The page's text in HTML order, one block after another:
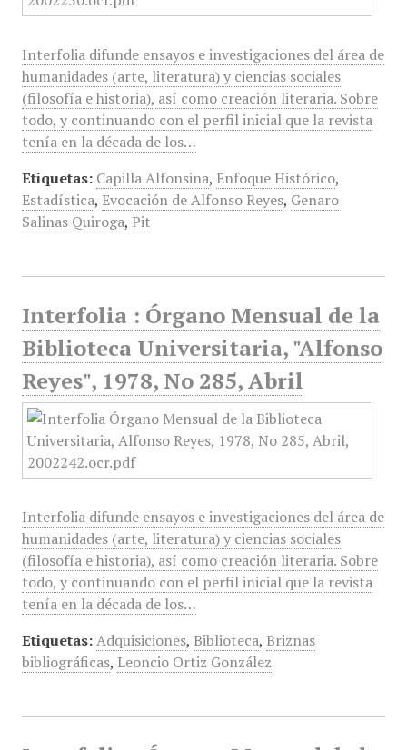
Interfolia difunde ensayos e investigaciones del área de
humanidades (arte, literatura) y ciencias sociales
(filosofía e historia), así como creación literaria. Sobre
todo, y continuando con el perfil inicial que la revista
tenía en la década de los…
Etiquetas: Capilla Alfonsina, Enfoque Histórico,
Estadística, Evocación de Alfonso Reyes, Genaro
Salinas Quiroga, Pit
Interfolia : Órgano Mensual de la
Biblioteca Universitaria, "Alfonso
Reyes", 1978, No 285, Abril
Interfolia difunde ensayos e investigaciones del área de
humanidades (arte, literatura) y ciencias sociales
(filosofía e historia), así como creación literaria. Sobre
todo, y continuando con el perfil inicial que la revista
tenía en la década de los…
Etiquetas: Adquisiciones, Biblioteca, Briznas
bibliográficas, Leoncio Ortiz González